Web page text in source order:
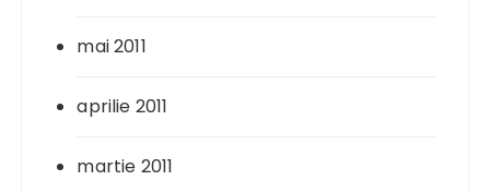
mai 2011
aprilie 2011
martie 2011